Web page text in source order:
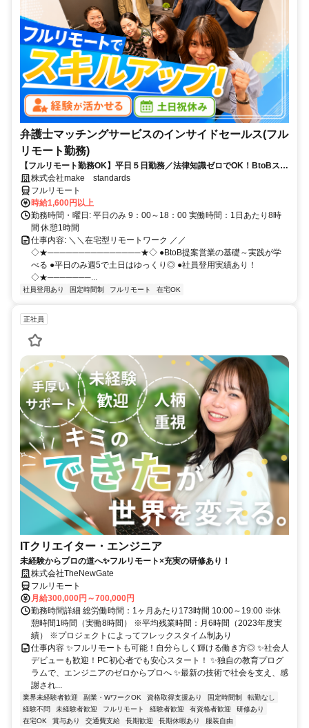
弁護士マッチングサービスのインサイドセールス(フル
リモート勤務)
【フルリモート勤務OK】平日５日勤務／法律知識ゼロでOK！BtoBスキ
ルが身につく営業職
株式会社make standards
フルリモート
時給1,600円以上
勤務時間・曜日: 平日のみ 9：00～18：00 実働時間：1日あたり8時
間 休憩1時間
仕事内容: ＼＼在宅型リモートワーク ／／
◇★───────────────★◇ ●BtoB提案営業の基礎～実践が学
べる ●平日のみ週5で土日はゆっくり◎ ●社員登用実績あり！
◇★───────...
社員登用あり 固定時間制 フルリモート 在宅OK
正社員
ITクリエイター・エンジニア
未経験からプロの道へ✨フルリモート×充実の研修あり！
株式会社TheNewGate
フルリモート
月給300,000円～700,000円
勤務時間詳細 総労働時間：1ヶ月あたり173時間 10:00～19:00 ※休
憩時間1時間（実働8時間） ※平均残業時間：月6時間（2023年度実
績） ※プロジェクトによってフレックスタイム制あり
仕事内容 ✨フルリモートも可能！自分らしく輝ける働き方◎ ✨社会人
デビューも歓迎！PC初心者でも安心スタート！ ✨独自の教育プログ
ラムで、エンジニアのゼロからプロへ ✨最新の技術で社会を支え、感
謝され...
業界未経験者歓迎 副業・WワークOK 資格取得支援あり 固定時間制
転勤なし
経験不問
未経験者歓迎 フルリモート 経験者歓迎 有資格者歓迎
研修あり
在宅OK
賞与あり 交通費支給 長期歓迎 長期休暇あり 服装自由